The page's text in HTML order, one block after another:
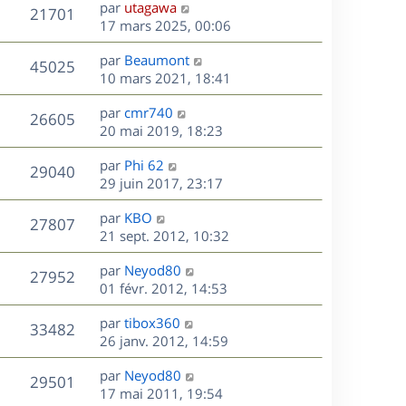
n
i
e
r
m
e
s
s
a
g
e
21701
u
D
e
r
n
i
e
r
m
e
s
s
a
g
e
par utagawa
17 mars 2025, 00:06
45025V
u
s
D
e
r
n
i
e
r
m
e
s
s
a
g
e
par Beaumont
10 mars 2021, 18:41
26605V
u
s
D
e
r
n
i
e
r
m
e
s
s
a
g
e
par cmr740
20 mai 2019, 18:23
29040V
u
s
D
e
r
n
i
e
r
m
e
s
s
a
g
e
par Phi 62
29 juin 2017, 23:17
27807V
u
e
s
D
e
r
n
i
e
r
m
e
s
s
par KBO
21 sept. 2012, 10:32
27952V
u
e
D
e
r
n
i
e
r
m
par Neyod80
01 févr. 2012, 14:53
33482V
u
D
e
r
n
i
par tibox360
26 janv. 2012, 14:59
29501
D
e
par Neyod80
17 mai 2011, 19:54